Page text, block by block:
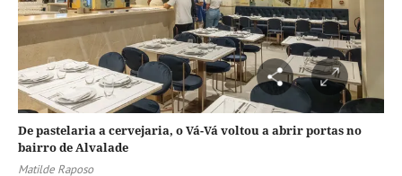
De pastelaria a cervejaria, o Vá-Vá voltou a abrir portas no
bairro de Alvalade
Matilde Raposo